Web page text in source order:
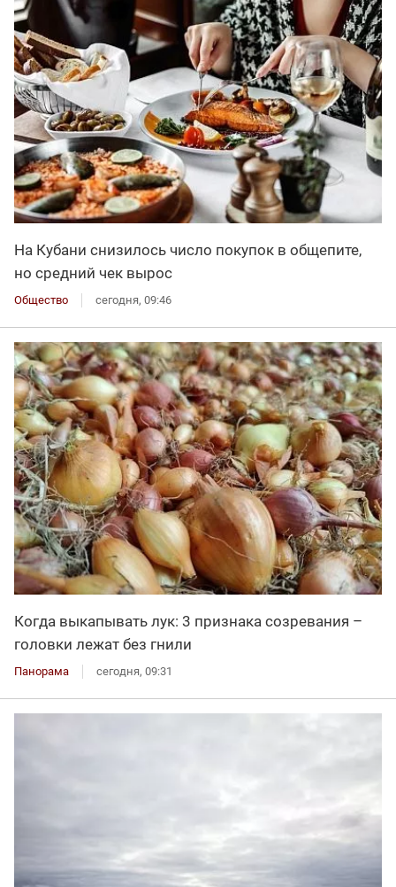
На Кубани снизилось число покупок в общепите,
но средний чек вырос
Общество сегодня, 09:46
Когда выкапывать лук: 3 признака созревания –
головки лежат без гнили
Панорама сегодня, 09:31